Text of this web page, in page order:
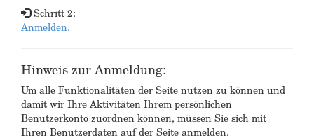
Schritt 2:
Anmelden.
Hinweis zur Anmeldung:
Um alle Funktionalitäten der Seite nutzen zu können und
damit wir Ihre Aktivitäten Ihrem persönlichen
Benutzerkonto zuordnen können, müssen Sie sich mit
Ihren Benutzerdaten auf der Seite anmelden.